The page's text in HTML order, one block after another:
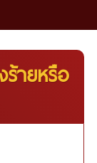
ร้ายหรือ